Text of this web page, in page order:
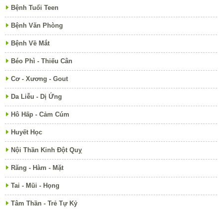
Bệnh Tuổi Teen
Bệnh Văn Phòng
Bệnh Về Mắt
Béo Phì - Thiếu Cân
Cơ - Xương - Gout
Da Liễu - Dị Ứng
Hô Hấp - Cảm Cúm
Huyết Học
Nội Thần Kinh Đột Quỵ
Răng - Hàm - Mặt
Tai - Mũi - Họng
Tâm Thần - Trẻ Tự Kỷ